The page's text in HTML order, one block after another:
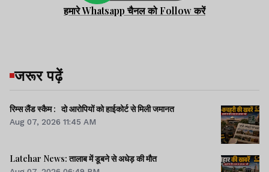
हमारे Whatsapp चैनल को Follow करें
जरूर पढ़ें
रिम्स लैंड स्कैम : दो आरोपियों को हाईकोर्ट से मिली जमानत
Aug 07, 2026 11:45 AM
Latehar News: तालाब में डूबने से अधेड़ की मौत